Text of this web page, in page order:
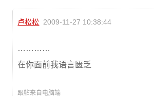
卢松松 2009-11-27 10:38:44
…………
在你面前我语言匮乏
跟帖来自电脑端